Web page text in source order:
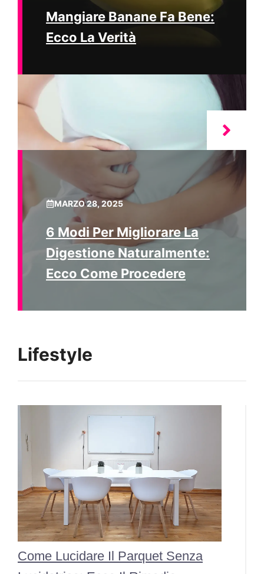
Mangiare Banane Fa Bene:
Ecco La Verità
MARZO 28, 2025
6 Modi Per Migliorare La
Digestione Naturalmente:
Ecco Come Procedere
Lifestyle
Come Lucidare Il Parquet Senza